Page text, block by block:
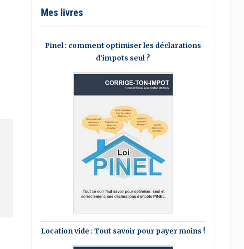
Mes livres
Pinel : comment optimiser les déclarations
d’impots seul ?
Location vide : Tout savoir pour payer moins !